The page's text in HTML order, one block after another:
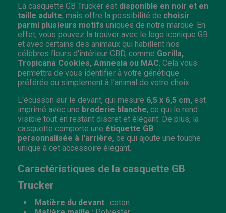
La casquette GB Trucker est disponible en noir et en
taille adulte, mais offre la possibilité de choisir
parmi plusieurs motifs uniques de notre marque. En
effet, vous pouvez la trouver avec le logo iconique GB
et avec certains des animaux qui habillent nos
célèbres fleurs d'intérieur CBD, comme Gorilla,
Tropicana Cookies, Amnesia ou MAC . Cela vous
permettra de vous identifier à votre génétique
préférée ou simplement à l'animal de votre choix.
L'écusson sur le devant, qui mesure 6,5 x 6,5 cm, est
imprimé avec une broderie blanche, ce qui le rend
visible tout en restant discret et élégant. De plus, la
casquette comporte une étiquette GB
personnalisée à l'arrière, ce qui ajoute une touche
unique à cet accessoire élégant.
Caractéristiques de la casquette GB
Trucker
Matière du devant : coton